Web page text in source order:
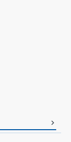
oder benutze